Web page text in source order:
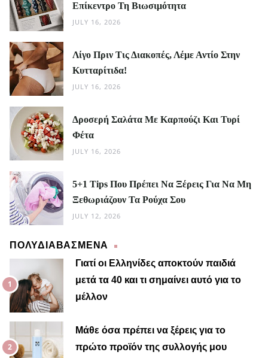
Επίκεντρο Τη Βιωσιμότητα
JULY 16, 2026
Λίγο Πριν Τις Διακοπές, Λέμε Αντίο Στην
Κυτταρίτιδα!
JULY 16, 2026
Δροσερή Σαλάτα Με Καρπούζι Και Τυρί
Φέτα
JULY 16, 2026
5+1 Tips Που Πρέπει Να Ξέρεις Για Να Μη
Ξεθωριάζουν Τα Ρούχα Σου
JULY 12, 2026
ΠΟΛΥΔΙΑΒΑΣΜΕΝΑ
Γιατί οι Ελληνίδες αποκτούν παιδιά
μετά τα 40 και τι σημαίνει αυτό για το
μέλλον
Μάθε όσα πρέπει να ξέρεις για το
πρώτο προϊόν της συλλογής μου